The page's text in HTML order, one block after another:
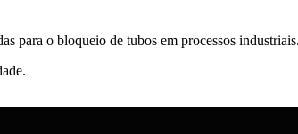
para o bloqueio de tubos em processos